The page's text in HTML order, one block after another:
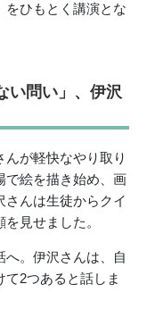
をひもとく講演とな
い問い」、伊沢
が軽快なやり取り
で絵を描き始め、画
んは生徒からクイ
見せました。
へ。伊沢さんは、自
2つあると話しま